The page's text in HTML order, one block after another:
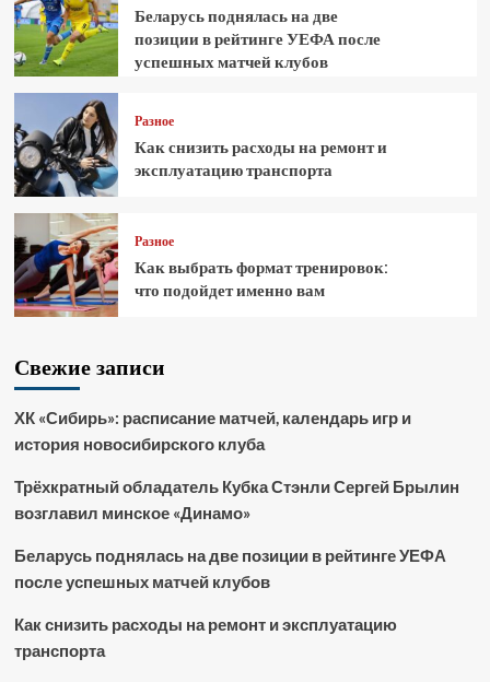
Беларусь поднялась на две
позиции в рейтинге УЕФА после
успешных матчей клубов
Разное
Как снизить расходы на ремонт и
эксплуатацию транспорта
Разное
Как выбрать формат тренировок:
что подойдет именно вам
Свежие записи
ХК «Сибирь»: расписание матчей, календарь игр и
история новосибирского клуба
Трёхкратный обладатель Кубка Стэнли Сергей Брылин
возглавил минское «Динамо»
Беларусь поднялась на две позиции в рейтинге УЕФА
после успешных матчей клубов
Как снизить расходы на ремонт и эксплуатацию
транспорта